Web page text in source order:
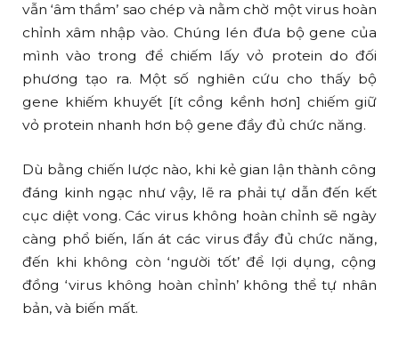
vẫn ‘âm thầm’ sao chép và nằm chờ một virus hoàn
chỉnh xâm nhập vào. Chúng lén đưa bộ gene của
mình vào trong để chiếm lấy vỏ protein do đối
phương tạo ra. Một số nghiên cứu cho thấy bộ
gene khiếm khuyết [ít cồng kềnh hơn] chiếm giữ
vỏ protein nhanh hơn bộ gene đầy đủ chức năng.
Dù bằng chiến lược nào, khi kẻ gian lận thành công
đáng kinh ngạc như vậy, lẽ ra phải tự dẫn đến kết
cục diệt vong. Các virus không hoàn chỉnh sẽ ngày
càng phổ biến, lấn át các virus đầy đủ chức năng,
đến khi không còn ‘người tốt’ để lợi dụng, cộng
đồng ‘virus không hoàn chỉnh’ không thể tự nhân
bản, và biến mất.